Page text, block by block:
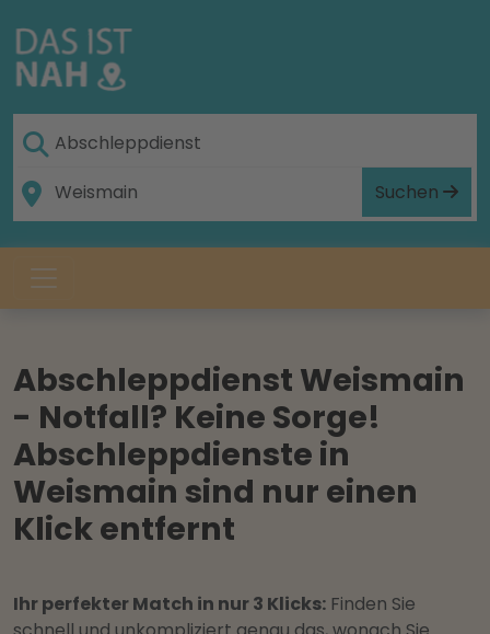
Suchen
Abschleppdienst Weismain
- Notfall? Keine Sorge!
Abschleppdienste in
Weismain sind nur einen
Klick entfernt
Ihr perfekter Match in nur 3 Klicks: Finden Sie